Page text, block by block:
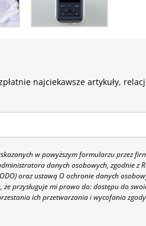
najciekawsze artykuły,
w powyższym formularzu przez
danych osobowych, zgodnie z
oraz ustawą O ochronie danych
przysługuje mi prawo do: dostępu do
ich przetwarzania i wycofania